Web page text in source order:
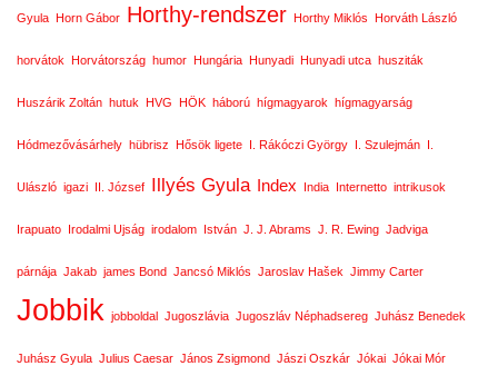
Gyula Horn Gábor Horthy-rendszer Horthy Miklós Horváth László
horvátok Horvátország humor Hungária Hunyadi Hunyadi utca husziták
Huszárik Zoltán hutuk HVG HÖK háború hígmagyarok hígmagyarság
Hódmezővásárhely hübrisz Hősök ligete I. Rákóczi György I. Szulejmán I.
Ulászló igazi II. József Illyés Gyula Index India Internetto intrikusok
Irapuato Irodalmi Ujság irodalom István J. J. Abrams J. R. Ewing Jadviga
párnája Jakab james Bond Jancsó Miklós Jaroslav Hašek Jimmy Carter
Jobbik jobboldal Jugoszlávia Jugoszláv Néphadsereg Juhász Benedek
Juhász Gyula Julius Caesar János Zsigmond Jászi Oszkár Jókai Jókai Mór